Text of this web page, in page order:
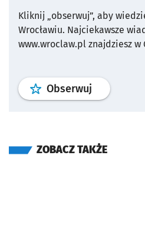
Kliknij „obserwuj”, aby
Wrocławiu. Najciekawsze
www.wroclaw.pl znajdziesz w
Obserwuj profil
ZOBACZ TAKŻE